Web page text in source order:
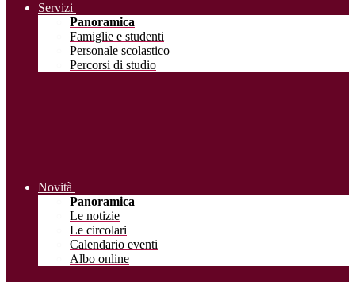
Servizi
Panoramica
Famiglie e studenti
Personale scolastico
Percorsi di studio
Novità
Panoramica
Le notizie
Le circolari
Calendario eventi
Albo online